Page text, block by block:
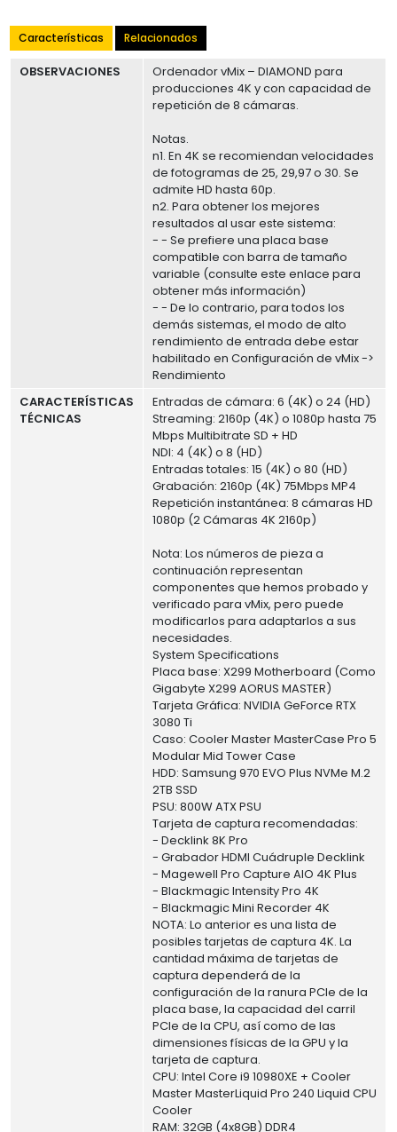
Características Relacionados
OBSERVACIONES
Ordenador vMix – DIAMOND para
producciones 4K y con capacidad de
repetición de 8 cámaras.
Notas.
n1. En 4K se recomiendan velocidades
de fotogramas de 25, 29,97 o 30. Se
admite HD hasta 60p.
n2. Para obtener los mejores
resultados al usar este sistema:
- - Se prefiere una placa base
compatible con barra de tamaño
variable (consulte este enlace para
obtener más información)
- - De lo contrario, para todos los
demás sistemas, el modo de alto
rendimiento de entrada debe estar
habilitado en Configuración de vMix ->
Rendimiento
CARACTERÍSTICAS
TÉCNICAS
Entradas de cámara: 6 (4K) o 24 (HD)
Streaming: 2160p (4K) o 1080p hasta 75
Mbps Multibitrate SD + HD
NDI: 4 (4K) o 8 (HD)
Entradas totales: 15 (4K) o 80 (HD)
Grabación: 2160p (4K) 75Mbps MP4
Repetición instantánea: 8 cámaras HD
1080p (2 Cámaras 4K 2160p)
Nota: Los números de pieza a
continuación representan
componentes que hemos probado y
verificado para vMix, pero puede
modificarlos para adaptarlos a sus
necesidades.
System Specifications
Placa base: X299 Motherboard (Como
Gigabyte X299 AORUS MASTER)
Tarjeta Gráfica: NVIDIA GeForce RTX
3080 Ti
Caso: Cooler Master MasterCase Pro 5
Modular Mid Tower Case
HDD: Samsung 970 EVO Plus NVMe M.2
2TB SSD
PSU: 800W ATX PSU
Tarjeta de captura recomendadas:
- Decklink 8K Pro
- Grabador HDMI Cuádruple Decklink
- Magewell Pro Capture AIO 4K Plus
- Blackmagic Intensity Pro 4K
- Blackmagic Mini Recorder 4K
NOTA: Lo anterior es una lista de
posibles tarjetas de captura 4K. La
cantidad máxima de tarjetas de
captura dependerá de la
configuración de la ranura PCIe de la
placa base, la capacidad del carril
PCIe de la CPU, así como de las
dimensiones físicas de la GPU y la
tarjeta de captura.
CPU: Intel Core i9 10980XE + Cooler
Master MasterLiquid Pro 240 Liquid CPU
Cooler
RAM: 32GB (4x8GB) DDR4